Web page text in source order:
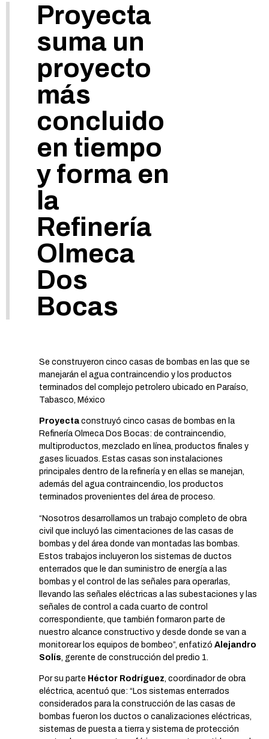
Proyecta
suma un
proyecto
más
concluido
en tiempo
y forma en
la
Refinería
Olmeca
Dos
Bocas
Se construyeron cinco casas de bombas en las que se
manejarán el agua contraincendio y los productos
terminados del complejo petrolero ubicado en Paraíso,
Tabasco, México
Proyecta construyó cinco casas de bombas en la
Refinería Olmeca Dos Bocas: de contraincendio,
multiproductos, mezclado en línea, productos finales y
gases licuados. Estas casas son instalaciones
principales dentro de la refinería y en ellas se manejan,
además del agua contraincendio, los productos
terminados provenientes del área de proceso.
“Nosotros desarrollamos un trabajo completo de obra
civil que incluyó las cimentaciones de las casas de
bombas y del área donde van montadas las bombas.
Estos trabajos incluyeron los sistemas de ductos
enterrados que le dan suministro de energía a las
bombas y el control de las señales para operarlas,
llevando las señales eléctricas a las subestaciones y las
señales de control a cada cuarto de control
correspondiente, que también formaron parte de
nuestro alcance constructivo y desde donde se van a
monitorear los equipos de bombeo”, enfatizó Alejandro
Solís, gerente de construcción del predio 1.
Por su parte Héctor Rodríguez, coordinador de obra
eléctrica, acentuó que: “Los sistemas enterrados
considerados para la construcción de las casas de
bombas fueron los ductos o canalizaciones eléctricas,
sistemas de puesta a tierra y sistema de protección